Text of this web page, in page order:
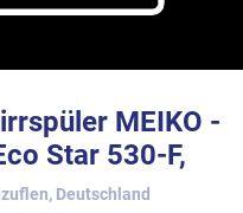
MEIKO -
Star 530-F,
Baujahr
Deutschland